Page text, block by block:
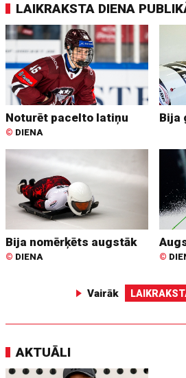
LAIKRAKSTA DIENA
Noturēt pacelto latiņu
© DIENA
Bija
Bija nomērķēts augstāk
© DIENA ©
Vairāk
AKTUĀLI